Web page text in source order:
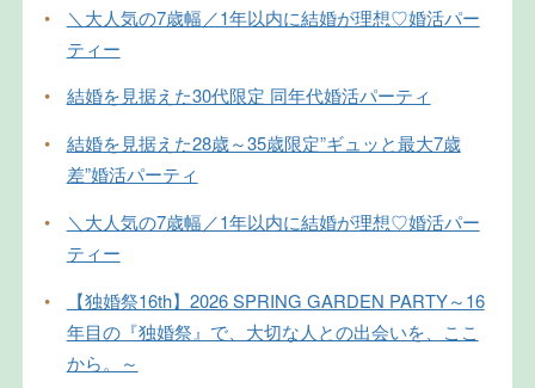
•
＼大人気の7歳幅／1年以内に結婚が理想♡婚活パー
ティー
•
結婚を見据えた30代限定 同年代婚活パーティ
•
結婚を見据えた28歳～35歳限定”ギュッと最大7歳
差”婚活パーティ
•
＼大人気の7歳幅／1年以内に結婚が理想♡婚活パー
ティー
•
【独婚祭16th】2026 SPRING GARDEN PARTY～16
年目の『独婚祭』で、大切な人との出会いを、ここ
から。～